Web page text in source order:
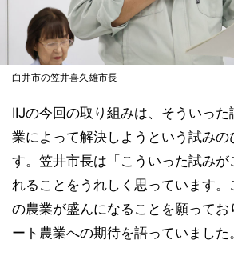
白井市の笠井喜久雄市長
IIJの今回の取り組みは、そういっ
業によって解決しようという試みの
す。笠井市長は「こういった試みが
れることをうれしく思っています。
の農業が盛んになることを願ってお
ート農業への期待を語っていました。